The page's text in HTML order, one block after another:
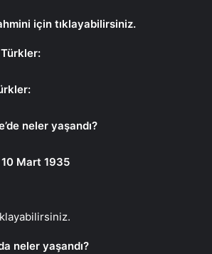
için tıklayabilirsiniz.
neler yaşandı?
Mart 1935
neler yaşandı?